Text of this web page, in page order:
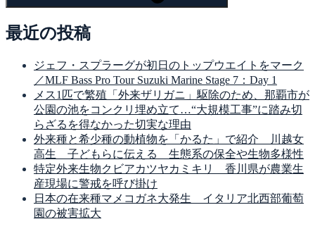
最近の投稿
ジェフ・スプラーグが初日のトップウエイトをマーク
／MLF Bass Pro Tour Suzuki Marine Stage 7：Day 1
メス1匹で繁殖「外来ザリガニ」駆除のため、那覇市が
公園の池をコンクリ埋め立て…“大規模工事”に踏み切
らざるを得なかった切実な理由
外来種と希少種の動植物を「かるた」で紹介 川越女
高生 子どもらに伝える 生態系の保全や生物多様性
特定外来生物クビアカツヤカミキリ 香川県が農業生
産現場に警戒を呼び掛け
日本の在来種マメコガネ大発生 イタリア北西部葡萄
園の被害拡大